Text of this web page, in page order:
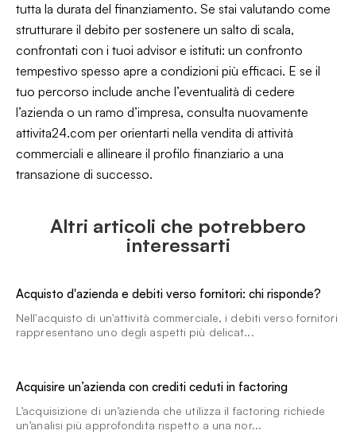
tutta la durata del finanziamento. Se stai valutando come
strutturare il debito per sostenere un salto di scala,
confrontati con i tuoi advisor e istituti: un confronto
tempestivo spesso apre a condizioni più efficaci. E se il
tuo percorso include anche l’eventualità di cedere
l’azienda o un ramo d’impresa, consulta nuovamente
attivita24.com per orientarti nella vendita di attività
commerciali e allineare il profilo finanziario a una
transazione di successo.
Altri articoli che potrebbero
interessarti
Acquisto d'azienda e debiti verso fornitori: chi risponde?
Nell'acquisto di un'attività commerciale, i debiti verso fornitori
rappresentano uno degli aspetti più delicat...
Acquisire un’azienda con crediti ceduti in factoring
L’acquisizione di un’azienda che utilizza il factoring richiede
un’analisi più approfondita rispetto a una nor...